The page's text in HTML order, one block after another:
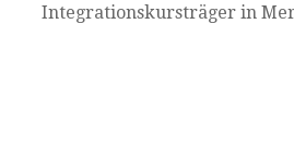
Integrationskursträger in